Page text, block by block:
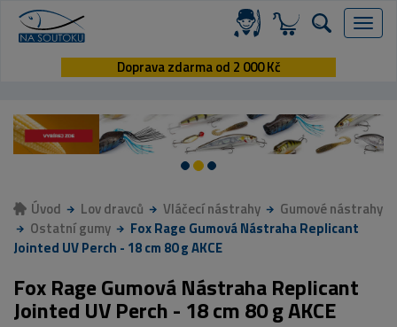
Menu
Doprava zdarma od 2 000 Kč
Úvod Lov dravců Vláčecí nástrahy
Gumové nástrahy
Ostatní gumy
Fox Rage Gumová Nástraha Replicant
Jointed UV Perch - 18 cm 80 g AKCE
Fox Rage Gumová Nástraha Replicant
Jointed UV Perch - 18 cm 80 g AKCE